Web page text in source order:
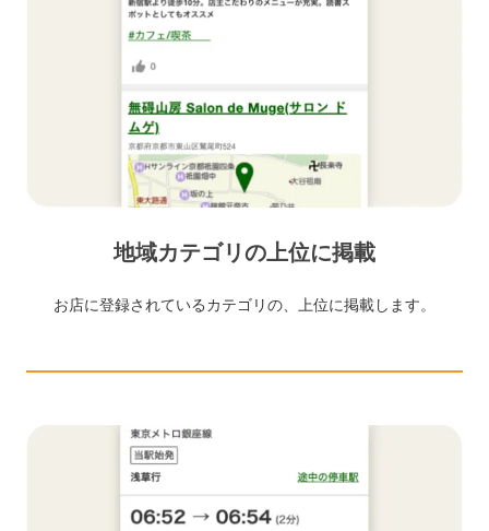
地域カテゴリの上位に掲載
お店に登録されているカテゴリの、上位に掲載します。